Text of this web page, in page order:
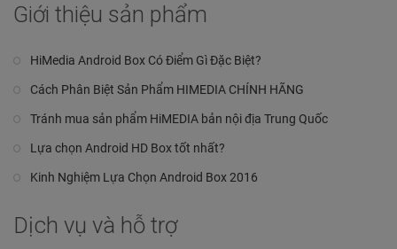
Giới thiệu sản phẩm
HiMedia Android Box Có Điểm Gì Đặc Biệt?
Cách Phân Biệt Sản Phẩm HIMEDIA CHÍNH HÃNG
Tránh mua sản phẩm HiMEDIA bản nội địa Trung Quốc
Lựa chọn Android HD Box tốt nhất?
Kinh Nghiệm Lựa Chọn Android Box 2016
Dịch vụ và hỗ trợ